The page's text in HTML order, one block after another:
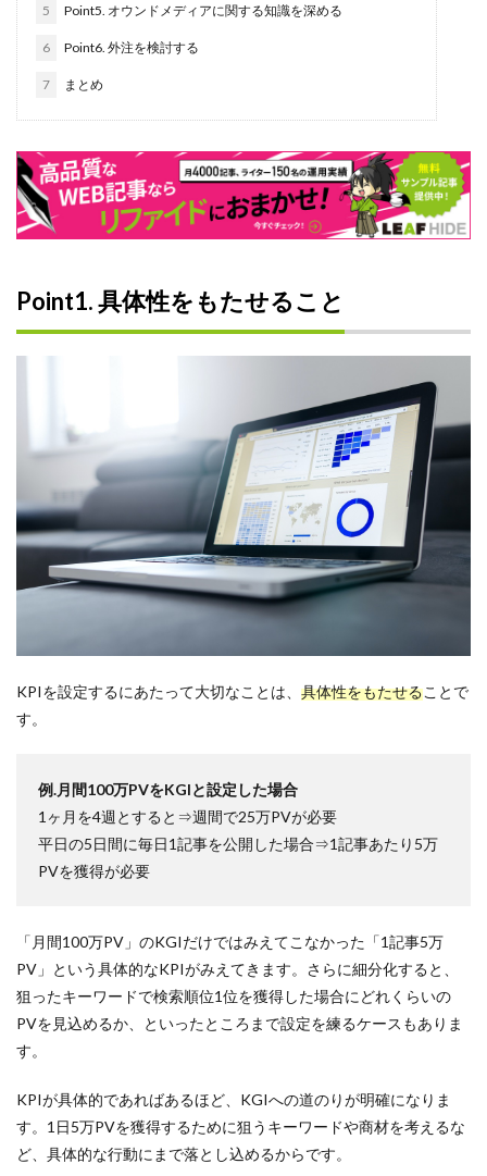
5 Point5. オウンドメディアに関する知識を深める
6 Point6. 外注を検討する
7 まとめ
Point1. 具体性をもたせること
KPIを設定するにあたって大切なことは、 具体性をもたせることで
す。
例.月間100万PVをKGIと設定した場合
1ヶ月を4週とすると⇒週間で25万PVが必要
平日の5日間に毎日1記事を公開した場合⇒1記事あたり5万
PVを獲得が必要
「月間100万PV」のKGIだけではみえてこなかった「1記事5万
PV」という具体的なKPIがみえてきます。さらに細分化すると、
狙ったキーワードで検索順位1位を獲得した場合にどれくらいの
PVを見込めるか、といったところまで設定を練るケースもありま
す。
KPIが具体的であればあるほど、KGIへの道のりが明確になりま
す。1日5万PVを獲得するために狙うキーワードや商材を考えるな
ど、具体的な行動にまで落とし込めるからです。
特徴
求人
比較
新入社員
リーダー
Instagram
コスト
キャッチコピー
カジュアル面談
オンライン
オウンドメディア
タイトル
Wantedly導入
Wantedly perk
SDS法
PREP法
LINE
ダイレクトスカウト
メンター
プレミアムプラン